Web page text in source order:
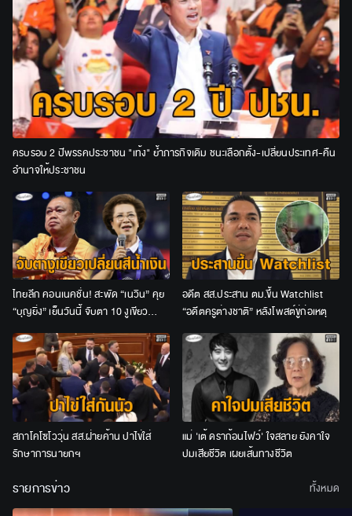
ครบรอบ 2 ปีพรรคประชาชน "เท้ง" ย้ำภารกิจเดิม ชนะเลือกตั้ง-เปลี่ยนประเทศ-คืน
อำนาจให้ประชาชน
ไทยลีก คอนเนคชั่น! สะพัด “เนวิน” คุย
“บุญยิ่ง” เย็นวันนี้ จับตา 10 งูเขียว
เปลี่ยนสีน้ำเงินหรือไม่
อดีต สส.ประสาน ตม.ขึ้น Watchlist
“อดีตครูต่างชาติ” หลังโพสต์ขู่ก่อเหตุ
สภาโคโซโววุ่น สส.ฝ่ายค้าน ปาไข่ใส่
รักษาการนายกฯ
แม่ 'เต้ ดราก้อนไฟว์' ใจสลาย ยังคาใจ
ปมเสียชีวิต เผยเส้นทางชีวิต
รายการข่าว ทั้งหมด